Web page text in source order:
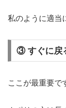
私のように適当
③ すぐに戻
ここが最重要で